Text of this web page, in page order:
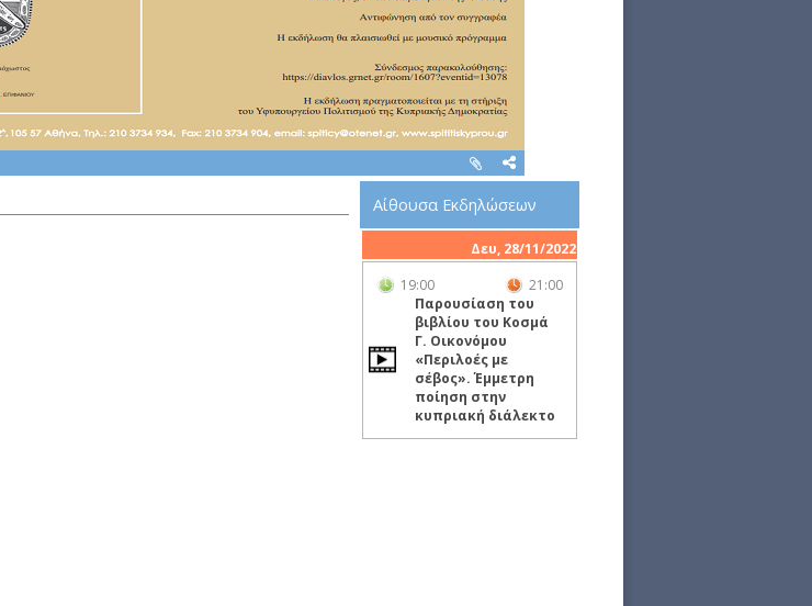
Αίθουσα Εκδηλώσεων
Δευ, 28/11/2022
19:00
21:00
Παρουσίαση του
βιβλίου του Κοσμά
Γ. Οικονόμου
«Περιλοές με
σέβος». Έμμετρη
ποίηση στην
κυπριακή διάλεκτο